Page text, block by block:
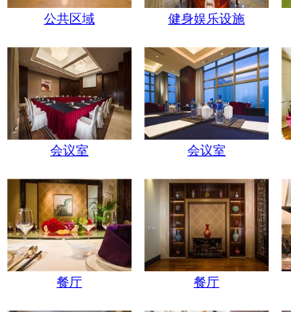
公共区域 健身娱乐设施
会议室 会议室
餐厅 餐厅